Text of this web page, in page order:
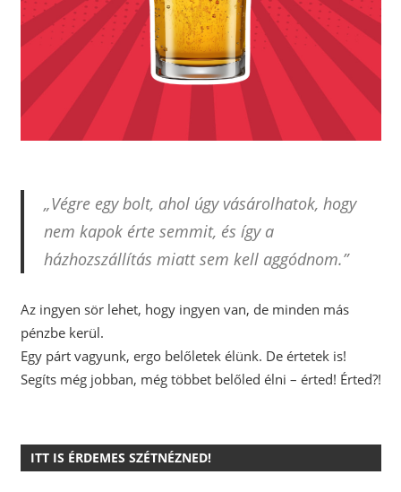
„Végre egy bolt, ahol úgy vásárolhatok, hogy
nem kapok érte semmit, és így a
házhozszállítás miatt sem kell aggódnom.”
Az ingyen sör lehet, hogy ingyen van, de minden más
pénzbe kerül.
Egy párt vagyunk, ergo belőletek élünk. De értetek is!
Segíts még jobban, még többet belőled élni – érted! Érted?!
ITT IS ÉRDEMES SZÉTNÉZNED!